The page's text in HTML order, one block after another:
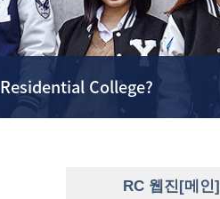
Residential College?
RC 웹진[메인]